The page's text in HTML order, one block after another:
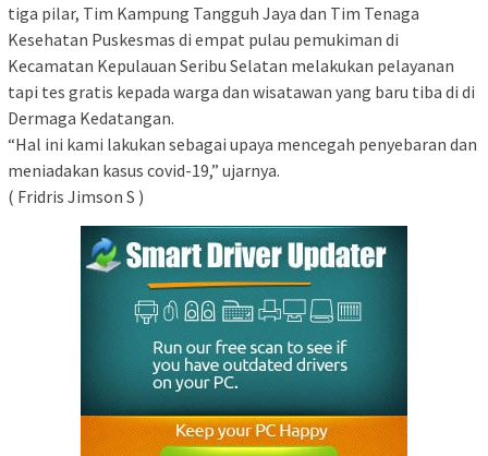
tiga pilar, Tim Kampung Tangguh Jaya dan Tim Tenaga
Kesehatan Puskesmas di empat pulau pemukiman di
Kecamatan Kepulauan Seribu Selatan melakukan pelayanan
tapi tes gratis kepada warga dan wisatawan yang baru tiba di di
Dermaga Kedatangan.
“Hal ini kami lakukan sebagai upaya mencegah penyebaran dan
meniadakan kasus covid-19,” ujarnya.
( Fridris Jimson S )